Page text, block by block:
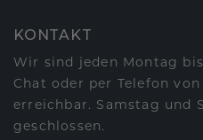
KONTAKT
Wir sind jeden Montag
Chat oder per Telefon
erreichbar. Samstag und
geschlossen.